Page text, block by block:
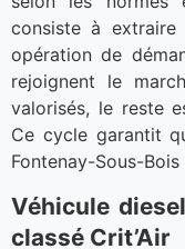
consiste à
opération de
rejoignent le
valorisés, le reste
Ce cycle garantit
Fontenay-Sous-
Véhicule
classé Crit’Air